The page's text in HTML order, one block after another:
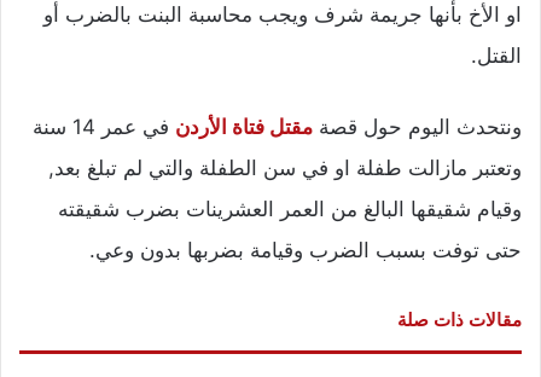
او الأخ بأنها جريمة شرف ويجب محاسبة البنت بالضرب أو
القتل.
ونتحدث اليوم حول قصة مقتل فتاة الأردن
في عمر 14 سنة
وتعتبر مازالت طفلة او في سن الطفلة والتي لم تبلغ بعد,
وقيام شقيقها البالغ من العمر العشرينات بضرب شقيقته
حتى توفت بسبب الضرب وقيامة بضربها بدون وعي.
مقالات ذات صلة